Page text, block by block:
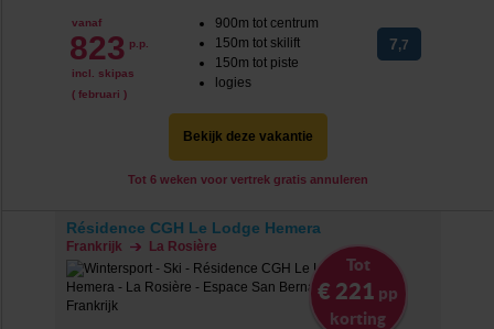
vanaf
823 p.p.
incl. skipas
( februari )
900m tot centrum
150m tot skilift
150m tot piste
logies
7,7
Bekijk deze vakantie
Tot 6 weken voor vertrek gratis annuleren
Résidence CGH Le Lodge Hemera
Frankrijk La Rosière
Tot
€ 221 pp
korting